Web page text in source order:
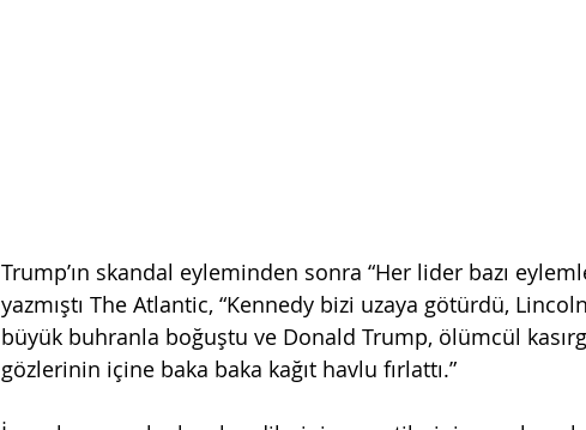
Trump’ın skandal eyleminden sonra “Her lider bazı
yazmıştı The Atlantic, “Kennedy bizi uzaya götürdü,
büyük buhranla boğuştu ve Donald Trump, ölümcül
gözlerinin içine baka baka kağıt havlu fırlattı.”